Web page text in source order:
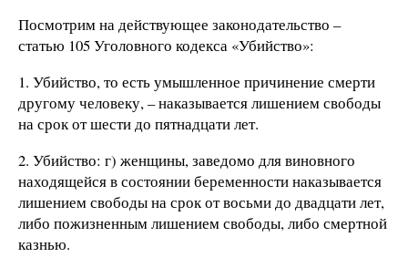
Посмотрим на действующее законодательство –
статью 105 Уголовного кодекса «Убийство»:
1. Убийство, то есть умышленное причинение смерти
другому человеку, – наказывается лишением свободы
на срок от шести до пятнадцати лет.
2. Убийство: г) женщины, заведомо для виновного
находящейся в состоянии беременности наказывается
лишением свободы на срок от восьми до двадцати лет,
либо пожизненным лишением свободы, либо смертной
казнью.